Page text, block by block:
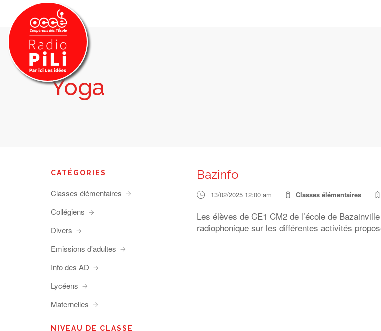
PRÉSENTATION
GRILLE DES PROGRAMMES
RECHERCHER
Yoga
Bazinfo
13/02/2025 12:00 am Classes élémentaires
Les élèves de CE1 CM2 de l’école de
radiophonique sur les différentes activités
CATÉGORIES
Classes élémentaires
Collégiens
Divers
Emissions d'adultes
Info des AD
Lycéens
Maternelles
NIVEAU DE CLASSE